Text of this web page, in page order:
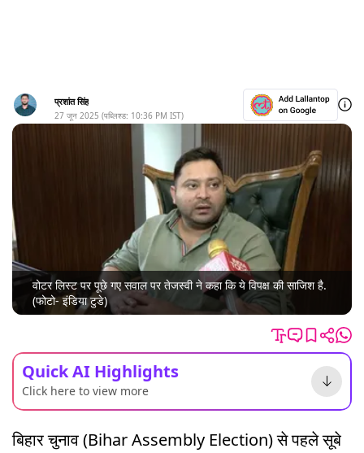
प्रशांत सिंह
27 जून 2025 (पब्लिश्ड: 10:36 PM IST)
वोटर लिस्ट पर पूछे गए सवाल पर तेजस्वी ने कहा कि ये विपक्ष की साजिश है.
(फोटो- इंडिया टुडे)
Quick AI Highlights
Click here to view more
बिहार चुनाव (Bihar Assembly Election) से पहले सूबे